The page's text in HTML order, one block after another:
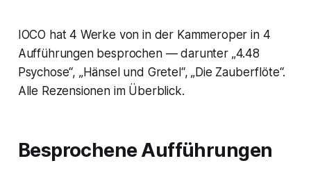
IOCO hat 4 Werke von in der Kammeroper in 4
Aufführungen besprochen — darunter „4.48
Psychose“, „Hänsel und Gretel“, „Die Zauberflöte“.
Alle Rezensionen im Überblick.
Besprochene Aufführungen